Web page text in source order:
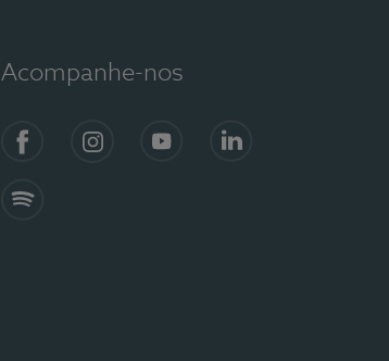
Acompanhe-nos